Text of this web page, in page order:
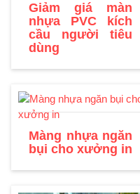
Giảm giá màn
nhựa PVC kích
cầu người tiêu
dùng
Màng nhựa ngăn
bụi cho xưởng in